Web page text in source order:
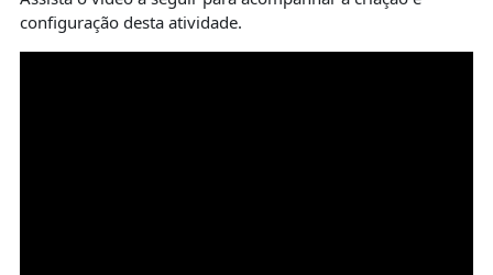
configuração desta atividade.